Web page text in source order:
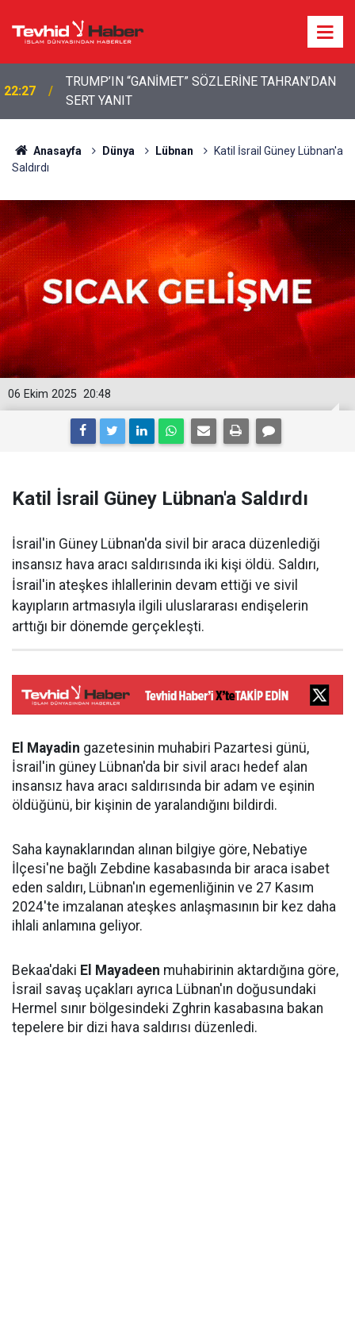
22:27
TRUMP’IN “GANİMET” SÖZLERİNE TAHRAN’DAN
SERT YANIT
Anasayfa Dünya Lübnan
Katil İsrail Güney Lübnan'a
Saldırdı
20:48
06 Ekim 2025
Katil İsrail Güney Lübnan'a Saldırdı
İsrail'in Güney Lübnan'da sivil bir araca düzenlediği
insansız hava aracı saldırısında iki kişi öldü. Saldırı,
İsrail'in ateşkes ihlallerinin devam ettiği ve sivil
kayıpların artmasıyla ilgili uluslararası endişelerin
arttığı bir dönemde gerçekleşti.
El Mayadin gazetesinin muhabiri Pazartesi günü,
İsrail'in güney Lübnan'da bir sivil aracı hedef alan
insansız hava aracı saldırısında bir adam ve eşinin
öldüğünü, bir kişinin de yaralandığını bildirdi.
Saha kaynaklarından alınan bilgiye göre, Nebatiye
İlçesi'ne bağlı Zebdine kasabasında bir araca isabet
eden saldırı, Lübnan'ın egemenliğinin ve 27 Kasım
2024'te imzalanan ateşkes anlaşmasının bir kez daha
ihlali anlamına geliyor.
Bekaa'daki El Mayadeen muhabirinin aktardığına göre,
İsrail savaş uçakları ayrıca Lübnan'ın doğusundaki
Hermel sınır bölgesindeki Zghrin kasabasına bakan
tepelere bir dizi hava saldırısı düzenledi.